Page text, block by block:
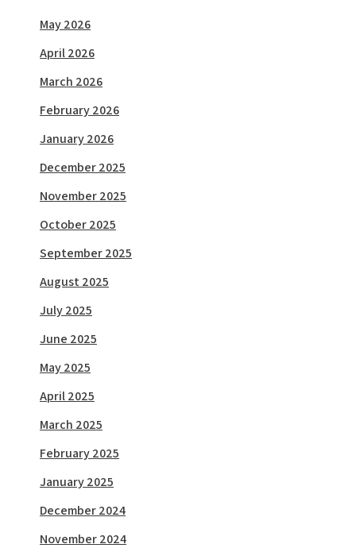
May 2026
April 2026
March 2026
February 2026
January 2026
December 2025
November 2025
October 2025
September 2025
August 2025
July 2025
June 2025
May 2025
April 2025
March 2025
February 2025
January 2025
December 2024
November 2024